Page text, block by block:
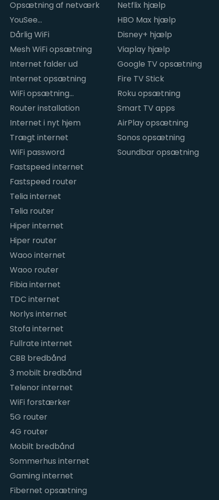
Opsætning af netværk
YouSee
internetproblemer
Dårlig WiFi
Mesh WiFi opsætning
Internet falder ud
Internet opsætning
WiFi opsætning
hjemme
Router installation
Internet i nyt hjem
Trægt internet
WiFi password
Fastspeed internet
Fastspeed router
Telia internet
Telia router
Hiper internet
Hiper router
Waoo internet
Waoo router
Fibia internet
TDC internet
Norlys internet
Stofa internet
Fullrate internet
CBB bredbånd
3 mobilt bredbånd
Telenor internet
WiFi forstærker
5G router
4G router
Mobilt bredbånd
Sommerhus internet
Gaming internet
Fibernet opsætning
Netflix hjælp
HBO Max hjælp
Disney+ hjælp
Viaplay hjælp
Google TV opsætning
Fire TV Stick
Roku opsætning
Smart TV apps
AirPlay opsætning
Sonos opsætning
Soundbar opsætning